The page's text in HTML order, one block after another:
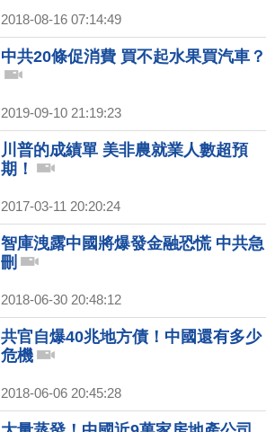
2018-08-16 07:14:49
中共20條促消費 買不起水果買汽車？
2019-09-10 21:19:23
川普的成績單 美非農就業人數超預
期！
2017-03-11 20:20:24
智庫洩露中國將爆發金融恐慌 中共急
刪
2018-06-30 20:48:12
共官自爆40兆地方債！中國還有多少
危機
2018-06-06 20:45:28